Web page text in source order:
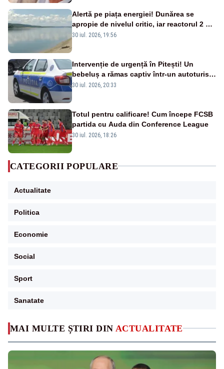
MAI MULTE ȘTIRI DIN ACTUALITATE
Alertă pe piața energiei! Dunărea se
apropie de nivelul critic, iar reactorul 2 de
la Cernavodă ar putea fi oprit
30 iul. 2026, 19:56
Intervenție de urgență în Pitești! Un
bebeluș a rămas captiv într-un autoturism
din cauza unei defecțiuni
30 iul. 2026, 20:33
Totul pentru calificare! Cum începe FCSB
partida cu Auda din Conference League
30 iul. 2026, 18:26
CATEGORII POPULARE
Actualitate
Politica
Economie
Social
Sport
Sanatate